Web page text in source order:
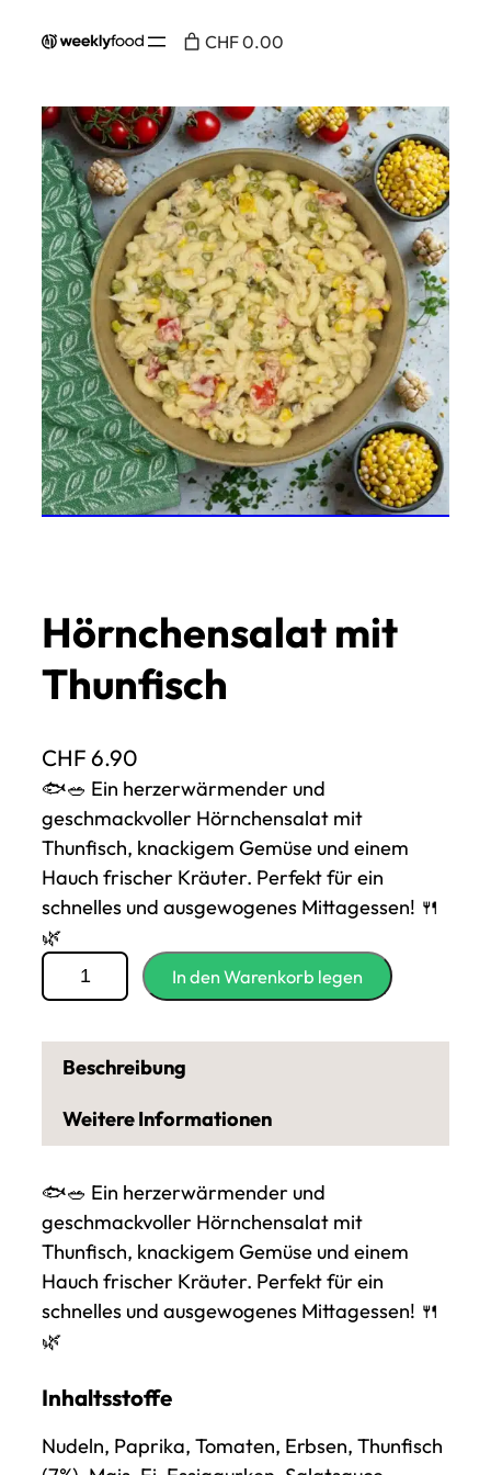
CHF 0.00
HomePage /Menuepunkte/Salat/
Hörnchensalat mit Thunfisch
Hörnchensalat mit
Thunfisch
CHF6.90
🐟🥗 Ein herzerwärmender und
geschmackvoller Hörnchensalat mit
Thunfisch, knackigem Gemüse und einem
Hauch frischer Kräuter. Perfekt für ein
schnelles und ausgewogenes Mittagessen! 🍴
🌿
M
e
o
H
ö
r
n
c
h
n
s
a
In den Warenkorb legen
Beschreibung
Weitere Informationen
🐟🥗 Ein herzerwärmender und
geschmackvoller Hörnchensalat mit
Thunfisch, knackigem Gemüse und einem
Hauch frischer Kräuter. Perfekt für ein
schnelles und ausgewogenes Mittagessen! 🍴
🌿
Inhaltsstoffe
Nudeln, Paprika, Tomaten, Erbsen, Thunfisch